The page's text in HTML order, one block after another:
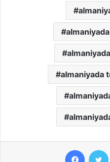
almaniyada
Facebook